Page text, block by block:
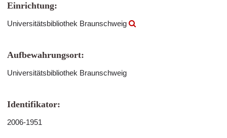
Einrichtung:
Universitätsbibliothek Braunschweig
Aufbewahrungsort:
Universitätsbibliothek Braunschweig
Identifikator:
2006-1951